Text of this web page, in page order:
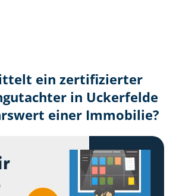
ein zertifizierter
in Uckerfelde
einer Immobilie?